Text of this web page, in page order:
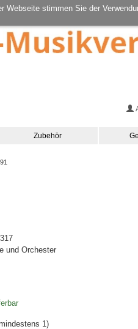
Webseite stimmen Sie der
Zubehör
und Orchester
1)